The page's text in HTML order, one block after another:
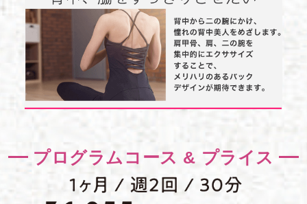
プログラムコース & プライス